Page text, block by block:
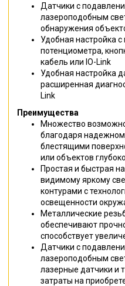
Датчики с
лазероподобным
обнаружения
Удобная настройка
потенциометра,
кабель или IO-Link
Удобная настройка
расширенная
Link
Преимущества
Множество
благодаря
блестящими
или объектов
Простая и быстрая
видимому яркому
контурами с
освещенности
Металлические
обеспечивают
способствует
Датчики с
лазероподобным
лазерные датчики и
затраты на